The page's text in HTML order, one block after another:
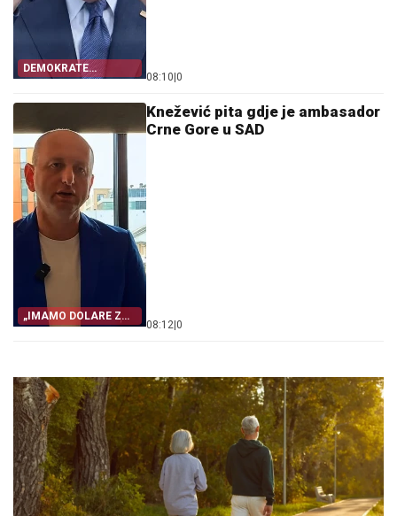
DEMOKRATE
STRAHUJU
08:10 0
„IMAMO DOLARE ZA
OTKUP”
Knežević pita gdje je ambasador
Crne Gore u SAD
08:12 0